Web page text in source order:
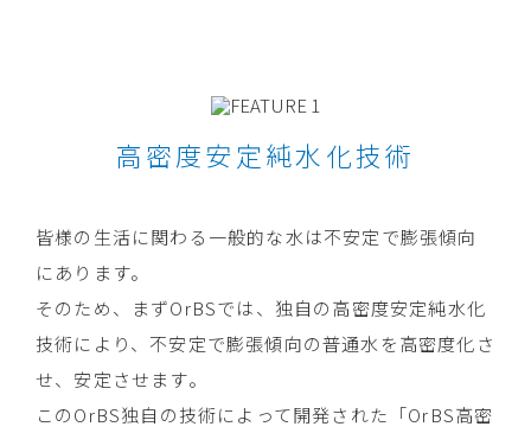
高密度安定純水化技術
皆様の生活に関わる一般的な水は不安定で膨張傾向
にあります。
そのため、まずOrBSでは、独自の高密度安定純水化
技術により、不安定で膨張傾向の普通水を高密度化さ
せ、安定させます。
このOrBS独自の技術によって開発された「OrBS高密